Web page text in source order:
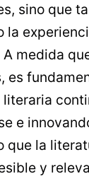
sino que
la
medida
es
e
que la
y